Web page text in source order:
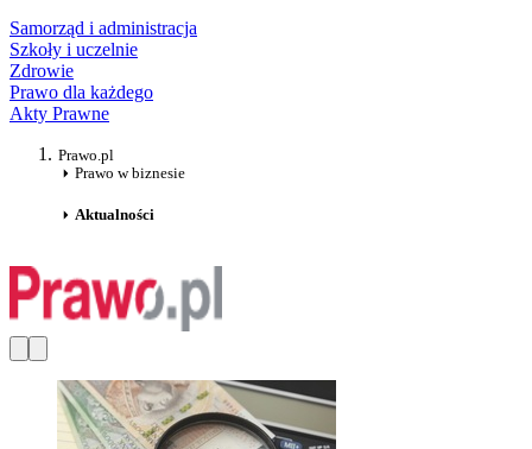
Samorząd i administracja
Szkoły i uczelnie
Zdrowie
Prawo dla każdego
Akty Prawne
Prawo.pl
Prawo w biznesie
Aktualności